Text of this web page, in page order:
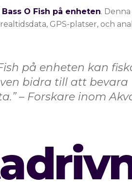
Bass O Fish på enheten.
GPS-platser, och
på enheten kan
bidra till att bevara
– Forskare inom